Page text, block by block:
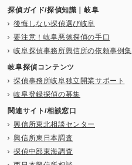
探偵ガイド/探偵知識｜岐阜
後悔しない探偵選び岐阜
要注意！岐阜悪徳探偵の手口
岐阜探偵事務所興信所の依頼事例集
岐阜探偵コンテンツ
探偵事務所岐阜独立開業サポート
岐阜登録探偵の募集
関連サイト/相談窓口
興信所東北相談センター
興信所東日本調査
探偵中部東海調査